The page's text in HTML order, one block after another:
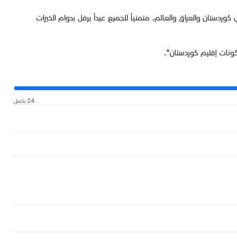
والعراق والعالم، متمنياً للجميع عيداً يرفل بدوام الخيرات
إقليم كوردستان".
24 بكسل